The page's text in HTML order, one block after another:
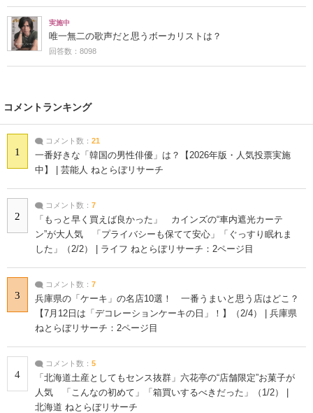
実施中
唯一無二の歌声だと思うボーカリストは？
回答数：8098
コメントランキング
1
コメント数： 21
一番好きな「韓国の男性俳優」は？【2026年版・人気投票実施
中】 | 芸能人 ねとらぼリサーチ
2
コメント数： 7
「もっと早く買えば良かった」 カインズの“車内遮光カーテ
ン”が大人気 「プライバシーも保てて安心」「ぐっすり眠れま
した」（2/2） | ライフ ねとらぼリサーチ：2ページ目
3
コメント数： 7
兵庫県の「ケーキ」の名店10選！ 一番うまいと思う店はどこ？
【7月12日は「デコレーションケーキの日」！】（2/4） | 兵庫県
ねとらぼリサーチ：2ページ目
4
コメント数： 5
「北海道土産としてもセンス抜群」六花亭の“店舗限定”お菓子が
人気 「こんなの初めて」「箱買いするべきだった」（1/2） |
北海道 ねとらぼリサーチ